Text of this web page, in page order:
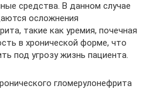
средства. В данном случае
осложнения
такие как уремия, почечная
в хронической форме, что
под угрозу жизнь пациента.
гломерулонефрита